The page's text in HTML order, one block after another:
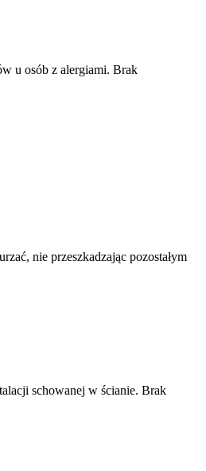
u osób z alergiami. Brak
nie przeszkadzając pozostałym
schowanej w ścianie. Brak